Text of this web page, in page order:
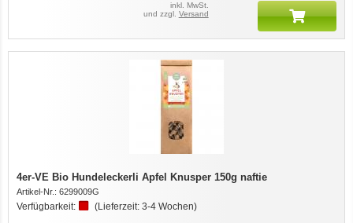
inkl. MwSt.
und zzgl. Versand
4er-VE Bio Hundeleckerli Apfel Knusper 150g naftie
Artikel-Nr.: 6299009G
Verfügbarkeit: (Lieferzeit:3-4 Wochen)